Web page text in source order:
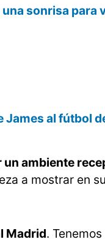
sonrisa para
James al fútbol
un ambiente
a mostrar en
Madrid.